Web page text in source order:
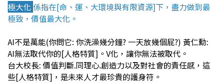
極大化 係指在[命、運、大環境與有限資源]下，盡力做到最
極致，價值最大化。
AI不是萬能(你問它: 你洗澡幾分鐘? 一天放幾個屁?) 黃仁勳:
AI無法取代你的[人格特質]。V化，讓你無法被取代。
台大校長: 價值判斷.同理心.創造力以及對社會的責任感，這
些[人格特質]，是未來人才最珍貴的護身符。